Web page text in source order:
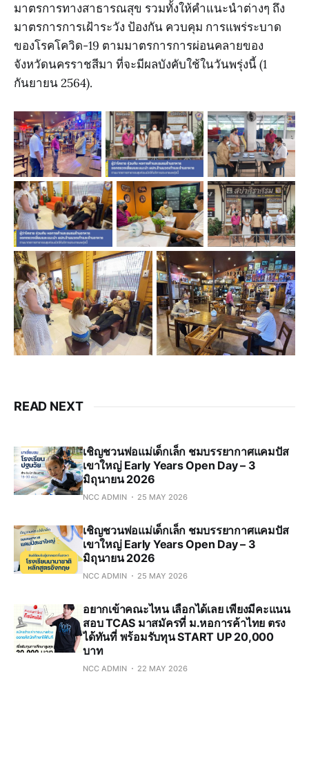
มาตรการทางสาธารณสุข รวมทั้งให้คำแนะนำต่างๆ ถึง
มาตรการการเฝ้าระวัง ป้องกัน ควบคุม การแพร่ระบาด
ของโรคโควิด-19 ตามมาตรการการผ่อนคลายของ
จังหวัดนครราชสีมา ที่จะมีผลบังคับใช้ในวันพรุ่งนี้ (1
กันยายน 2564).
READ NEXT
เชิญชวนพ่อแม่เด็กเล็ก ชมบรรยากาศแคมปัส
เขาใหญ่ Early Years Open Day – 3
มิถุนายน 2026
NCC ADMIN 25 MAY 2026
เชิญชวนพ่อแม่เด็กเล็ก ชมบรรยากาศแคมปัส
เขาใหญ่ Early Years Open Day – 3
มิถุนายน 2026
NCC ADMIN 25 MAY 2026
อยากเข้าคณะไหน เลือกได้เลย เพียงมีคะแนน
สอบ TCAS มาสมัครที่ ม.หอการค้าไทย ตรง
ได้ทันที่ พร้อมรับทุน START UP 20,000
บาท
NCC ADMIN 22 MAY 2026